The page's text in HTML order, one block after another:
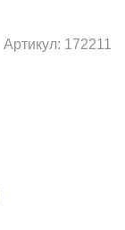
Артикул: 172211